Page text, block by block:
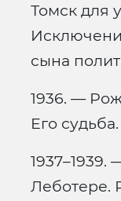
Томск для
сына
1936. —
Его судьба.
Леботере.